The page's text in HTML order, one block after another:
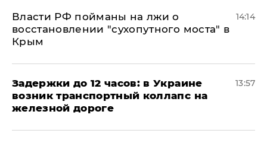
Власти РФ пойманы на лжи о
восстановлении "сухопутного моста" в
Крым
14:14
Задержки до 12 часов: в Украине
возник транспортный коллапс на
железной дороге
13:57